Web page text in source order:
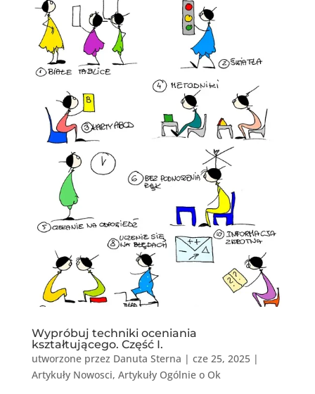
Wypróbuj techniki oceniania
kształtującego. Część I.
utworzone przez Danuta Sterna | cze 25, 2025|
Artykuły Nowosci, Artykuły Ogólnie o Ok